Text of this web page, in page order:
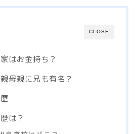
CLOSE
はお金持ち？
母親に兄も有名？
は？